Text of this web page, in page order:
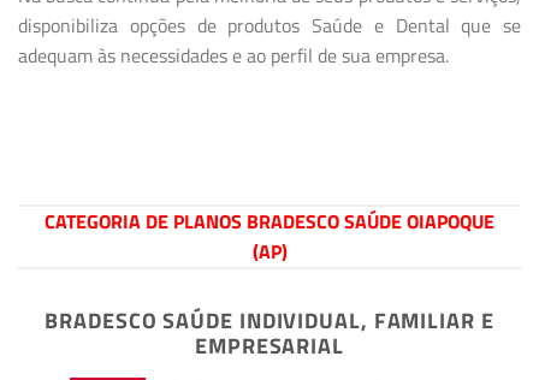
disponibiliza opções de produtos Saúde e Dental que se
adequam às necessidades e ao perfil de sua empresa.
CATEGORIA DE PLANOS BRADESCO SAÚDE OIAPOQUE
(AP)
BRADESCO SAÚDE INDIVIDUAL, FAMILIAR E
EMPRESARIAL